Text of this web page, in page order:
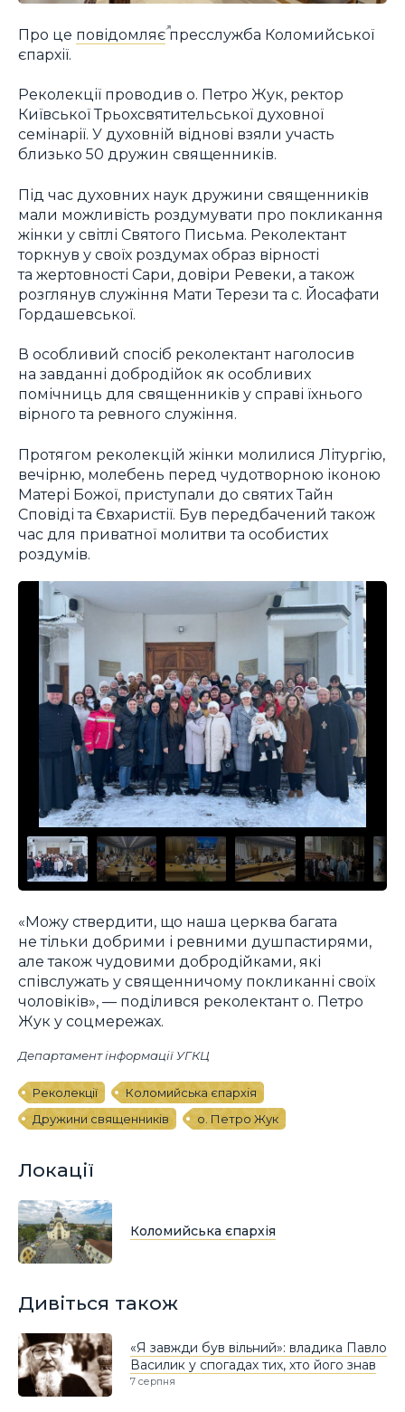
Про це повідомляєпресслужба Коломийської
єпархії.
Реколекції проводив о. Петро Жук, ректор
Київської Трьохсвятительської духовної
семінарії. У духовній віднові взяли участь
близько 50 дружин священників.
Під час духовних наук дружини священників
мали можливість роздумувати про покликання
жінки у світлі Святого Письма. Реколектант
торкнув у своїх роздумах образ вірності
та жертовності Сари, довіри Ревеки, а також
розглянув служіння Мати Терези та с. Йосафати
Гордашевської.
В особливий спосіб реколектант наголосив
на завданні добродійок як особливих
помічниць для священників у справі їхнього
вірного та ревного служіння.
Протягом реколекцій жінки молилися Літургію,
вечірню, молебень перед чудотворною іконою
Матері Божої, приступали до святих Тайн
Сповіді та Євхаристії. Був передбачений також
час для приватної молитви та особистих
роздумів.
«Можу ствердити, що наша церква багата
не тільки добрими і ревними душпастирями,
але також чудовими добродійками, які
співслужать у священничому покликанні своїх
чоловіків», — поділився реколектант о. Петро
Жук у соцмережах.
Департамент інформації УГКЦ
Реколекції
Коломийська єпархія
Дружини священників
о. Петро Жук
Локації
Коломийська єпархія
Дивіться також
«Я завжди був вільний»: владика Павло
Василик у спогадах тих, хто його знав
7 серпня